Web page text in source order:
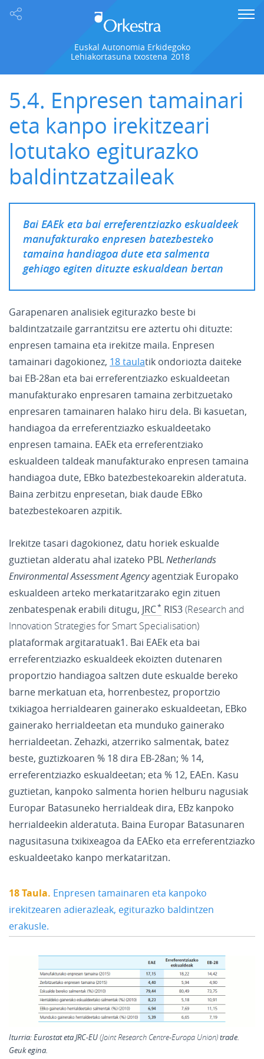
Euskal Autonomia Erkidegoko
Lehiakortasuna txostena 2018
5.4. Enpresen tamainari
eta kanpo irekitzeari
lotutako egiturazko
baldintzatzaileak
Bai EAEk eta bai erreferentziazko eskualdeek
manufakturako enpresen batezbesteko
tamaina handiagoa dute eta salmenta
gehiago egiten dituzte eskualdean bertan
Garapenaren analisiek egiturazko beste bi
baldintzatzaile garrantzitsu ere aztertu ohi dituzte:
enpresen tamaina eta irekitze maila. Enpresen
tamainari dagokionez, 18 taulatik ondoriozta daiteke
bai EB-28an eta bai erreferentziazko eskualdeetan
manufakturako enpresaren tamaina zerbitzuetako
enpresaren tamainaren halako hiru dela. Bi kasuetan,
handiagoa da erreferentziazko eskualdeetako
enpresen tamaina. EAEk eta erreferentziako
eskualdeen taldeak manufakturako enpresen tamaina
handiagoa dute, EBko batezbestekoarekin alderatuta.
Baina zerbitzu enpresetan, biak daude EBko
batezbestekoaren azpitik.
Irekitze tasari dagokionez, datu horiek eskualde
guztietan alderatu ahal izateko PBLNetherlands
Environmental Assessment Agencyagentziak Europako
eskualdeen arteko merkataritzarako egin zituen
zenbatespenak erabili ditugu, JRC RIS3
plataformak argitaratuak1. Bai EAEk eta bai
erreferentziazko eskualdeek ekoizten dutenaren
proportzio handiagoa saltzen dute eskualde bereko
barne merkatuan eta, horrenbestez, proportzio
txikiagoa herrialdearen gainerako eskualdeetan, EBko
gainerako herrialdeetan eta munduko gainerako
herrialdeetan. Zehazki, atzerriko salmentak, batez
beste, guztizkoaren % 18 dira EB-28an; % 14,
erreferentziazko eskualdeetan; eta % 12, EAEn. Kasu
guztietan, kanpoko salmenta horien helburu nagusiak
Europar Batasuneko herrialdeak dira, EBz kanpoko
herrialdeekin alderatuta. Baina Europar Batasunaren
nagusitasuna txikixeagoa da EAEko eta erreferentziazko
eskualdeetako kanpo merkataritzan.
18 Taula. Enpresen tamainaren eta kanpoko
irekitzearen adierazleak, egiturazko baldintzen
erakusle.
Iturria:Eurostat etaJRC-EU
trade.
Geuk egina.